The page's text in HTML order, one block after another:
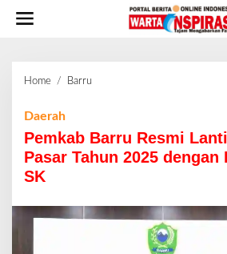
Home / Barru
a
b
r
Daerah
Pemkab Barru Resmi
Pasar Tahun 2025 dengan
SK